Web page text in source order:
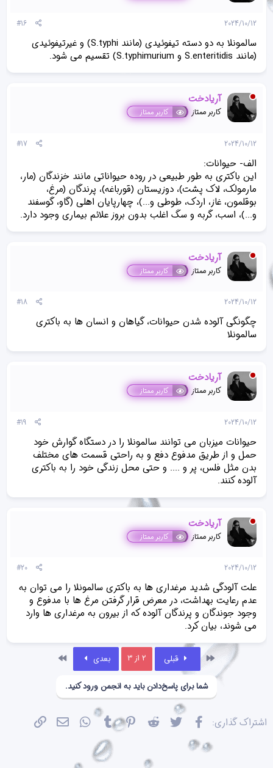
2024/10/12
#16
سالمونلا به دو دسته تیفوئیدی (مانند S.typhi) و غیرتیفوئیدی
(مانند S.enteritidis و S.typhimurium) تقسیم می شود.
آریادخت
کاربر ممتاز کاربر ممتاز
2024/10/12
#17
الف- حیوانات:
این باکتری به طور طبیعی در روده حیواناتی مانند خزندگان (مار،
مارمولک، لاک پشت)، دوزیستان (قورباغه)، پرندگان (مرغ،
بوقلمون، غاز، اردک، طوطی و...)، چهارپایان اهلی (گاو، گوسفند
و...)، اسب، گربه و سگ اغلب بدون بروز علائم بیماری وجود دارد.
آریادخت
کاربر ممتاز کاربر ممتاز
2024/10/12
#18
چگونگی آلوده شدن حیوانات، گیاهان و انسان ها به باکتری
سالمونلا
آریادخت
کاربر ممتاز کاربر ممتاز
2024/10/12
#19
حیوانات میزبان می توانند سالمونلا را در دستگاه گوارش خود
حمل و از طریق مدفوع دفع و به راحتی قسمت های مختلف
بدن مثل فلس، پر و .... و حتی محل زندگی خود را به باکتری
آلوده کنند.
آریادخت
کاربر ممتاز کاربر ممتاز
2024/10/12
#20
علت آلودگی شدید مرغداری ها به باکتری سالمونلا را می توان به
عدم رعایت بهداشت، در معرض قرار گرفتن مرغ ها با مدفوع و
وجود جوندگان و پرندگان آلوده که از بیرون به مرغداری ها وارد
می شوند، بیان کرد.
اول قبلی 2 از 3 بعدی
شما برای پاسخ‌دادن باید به انجمن ورود کنید.
اشتراک گذاری: فیسبوک تویتر Reddit
Pinterest
Tumblr
WhatsApp
ایمیل